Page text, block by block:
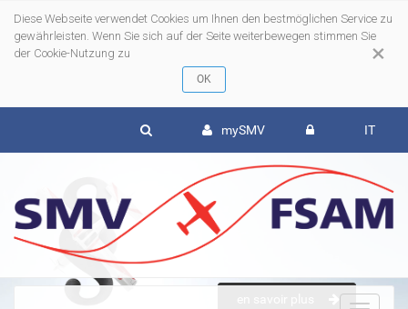
×
Diese Webseite verwendet Cookies um Ihnen den bestmöglichen Service zu
gewährleisten. Wenn Sie sich auf der Seite weiterbewegen stimmen Sie
der Cookie-Nutzung zu
mySMV IT